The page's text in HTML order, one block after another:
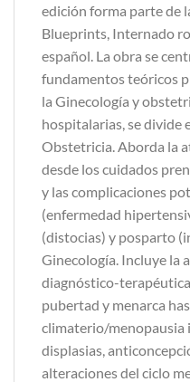
edición forma parte de
Blueprints, Internado
español. La obra se
fundamentos teóricos
la Ginecología y
hospitalarias, se divide
Obstetricia. Aborda la
desde los cuidados
y las complicaciones
(enfermedad
(distocias) y posparto
Ginecología. Incluye la
diagnóstico-
pubertad y menarca
climaterio/menopausia
displasias,
alteraciones del ciclo